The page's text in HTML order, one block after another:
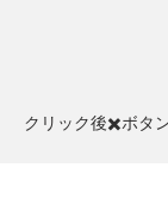
クリック後✖️ボタ